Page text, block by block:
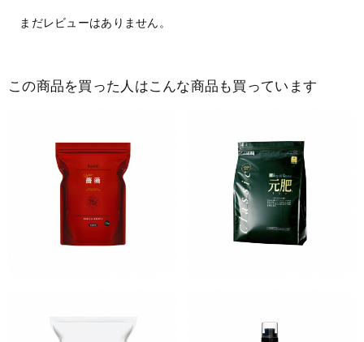
まだレビューはありません。
この商品を買った人はこんな商品も買っています